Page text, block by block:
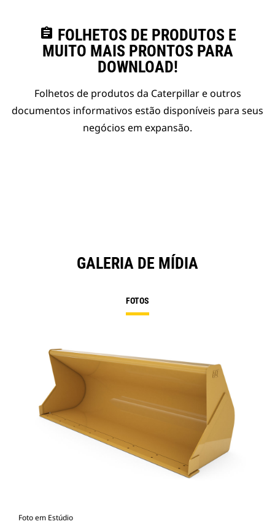
assignment FOLHETOS DE PRODUTOS E
MUITO MAIS PRONTOS PARA
DOWNLOAD!
Folhetos de produtos da Caterpillar e outros
documentos informativos estão disponíveis para seus
negócios em expansão.
GALERIA DE MÍDIA
FOTOS
Foto em Estúdio